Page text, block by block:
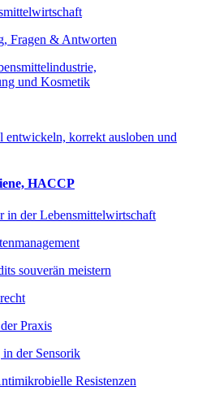
Fragen & Antworten
und Kosmetik
entwickeln, korrekt ausloben und
HACCP
in der Lebensmittelwirtschaft
souverän meistern
Praxis
der Sensorik
Resistenzen